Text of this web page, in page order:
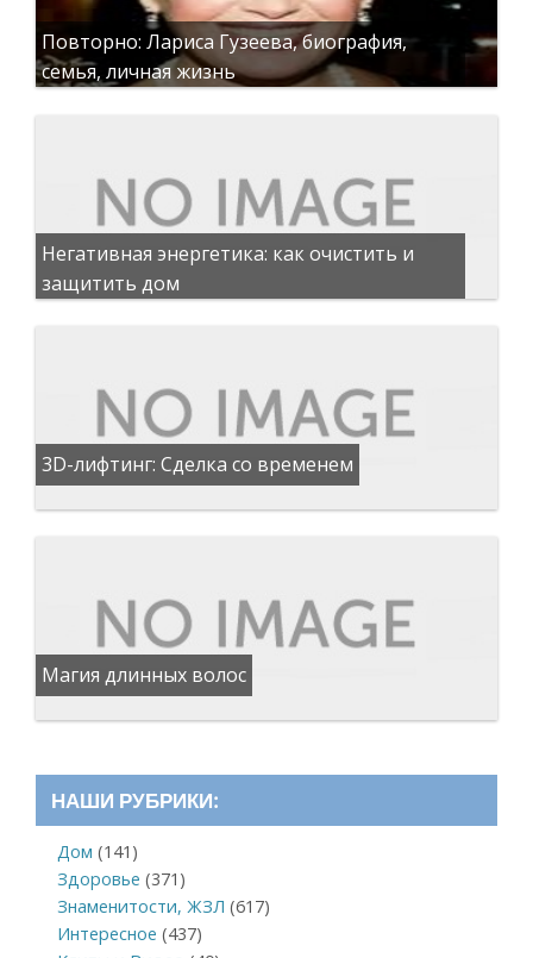
Повторно: Лариса Гузеева, биография,
семья, личная жизнь
Негативная энергетика: как очистить и
защитить дом
3D-лифтинг: Сделка со временем
Магия длинных волос
НАШИ РУБРИКИ:
Дом (141)
Здоровье (371)
Знаменитости, ЖЗЛ (617)
Интересное (437)